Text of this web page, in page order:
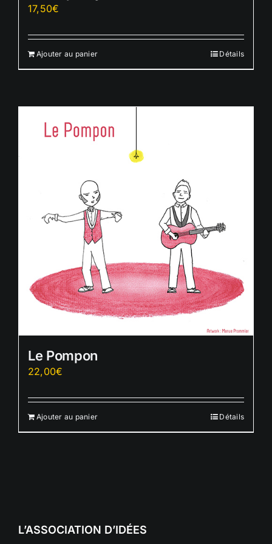
17,50€
Ajouter au panier Détails
Le Pompon
22,00€
Ajouter au panier Détails
L’ASSOCIATION D’IDÉES